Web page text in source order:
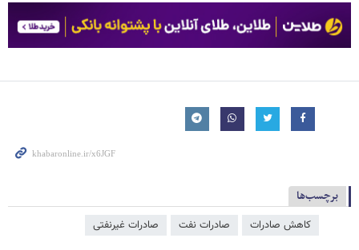
برچسب‌ها
کاهش صادرات صادرات نفت صادرات غیرنفتی